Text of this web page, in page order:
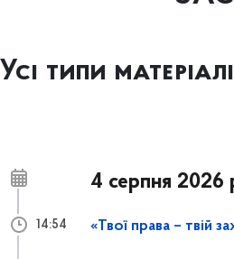
Усі типи
4 серпня 2026
14:54